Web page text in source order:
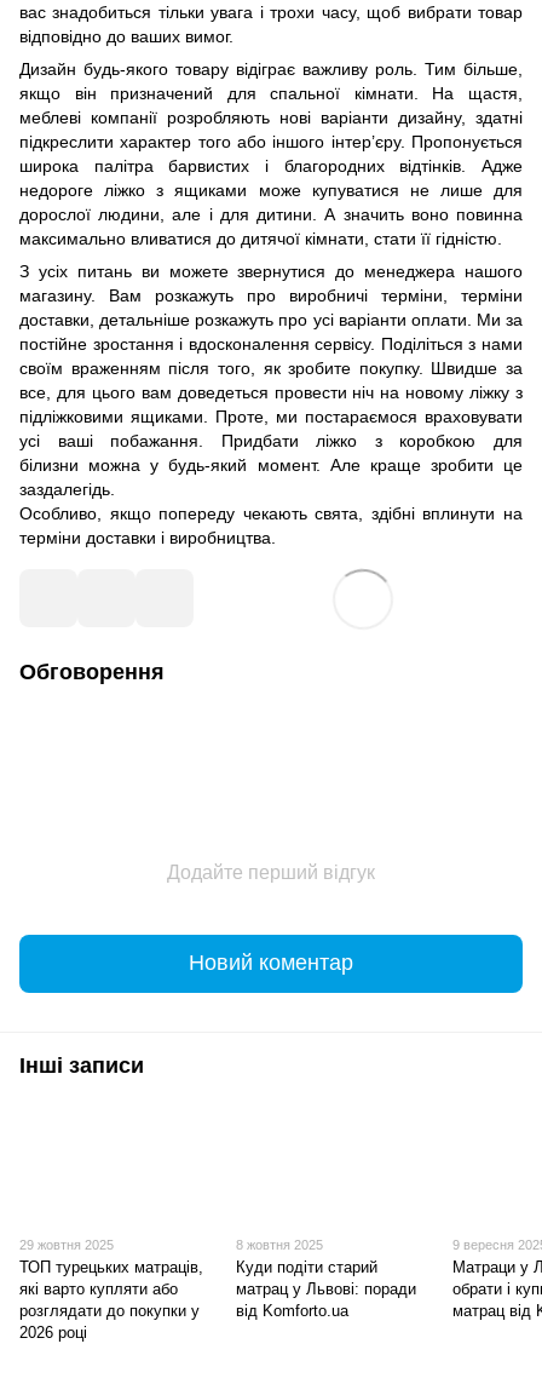
вас знадобиться тільки увага і трохи часу, щоб вибрати товар
відповідно до ваших вимог.
Дизайн будь-якого товару відіграє важливу роль. Тим більше,
якщо він призначений для спальної кімнати. На щастя,
меблеві компанії розробляють нові варіанти дизайну, здатні
підкреслити характер того або іншого інтер’єру. Пропонується
широка палітра барвистих і благородних відтінків. Адже
недороге ліжко з ящиками може купуватися не лише для
дорослої людини, але і для дитини. А значить воно повинна
максимально вливатися до дитячої кімнати, стати її гідністю.
З усіх питань ви можете звернутися до менеджера нашого
магазину. Вам розкажуть про виробничі терміни, терміни
доставки, детальніше розкажуть про усі варіанти оплати. Ми за
постійне зростання і вдосконалення сервісу. Поділіться з нами
своїм враженням після того, як зробите покупку. Швидше за
все, для цього вам доведеться провести ніч на новому ліжку з
підліжковими ящиками. Проте, ми постараємося враховувати
усі ваші побажання. Придбати ліжко з коробкою для
білизни можна у будь-який момент. Але краще зробити це
заздалегідь.
Особливо, якщо попереду чекають свята, здібні вплинути на
терміни доставки і виробництва.
Обговорення
Додайте перший відгук
Новий коментар
Інші записи
29 жовтня 2025
ТОП турецьких матраців,
які варто купляти або
розглядати до покупки у
2026 році
8 жовтня 2025
Куди подіти старий
матрац у Львові: поради
від Komforto.ua
9 вересня
Матраци у
обрати і
матрац від